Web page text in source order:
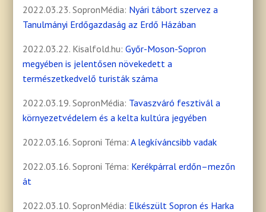
2022.03.23. SopronMédia: Nyári tábort szervez a
Tanulmányi Erdőgazdaság az Erdő Házában
2022.03.22. Kisalfold.hu:Győr-Moson-Sopron
megyében is jelentősen növekedett a
természetkedvelő turisták száma
2022.03.19. SopronMédia: Tavaszváró fesztivál a
környezetvédelem és a kelta kultúra jegyében
2022.03.16. Soproni Téma:A legkíváncsibb vadak
2022.03.16. Soproni Téma: Kerékpárral erdőn–mezőn
át
2022.03.10. SopronMédia: Elkészült Sopron és Harka